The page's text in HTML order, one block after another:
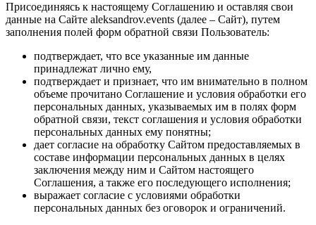
Присоединяясь к настоящему Соглашению и оставляя свои
данные на Сайте aleksandrov.events (далее – Сайт), путем
заполнения полей форм обратной связи Пользователь:
подтверждает, что все указанные им данные
принадлежат лично ему,
подтверждает и признает, что им внимательно в полном
объеме прочитано Соглашение и условия обработки его
персональных данных, указываемых им в полях форм
обратной связи, текст соглашения и условия обработки
персональных данных ему понятны;
дает согласие на обработку Сайтом предоставляемых в
составе информации персональных данных в целях
заключения между ним и Сайтом настоящего
Соглашения, а также его последующего исполнения;
выражает согласие с условиями обработки
персональных данных без оговорок и ограничений.